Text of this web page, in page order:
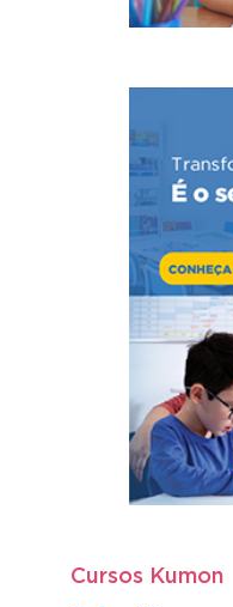
Cursos Kumon